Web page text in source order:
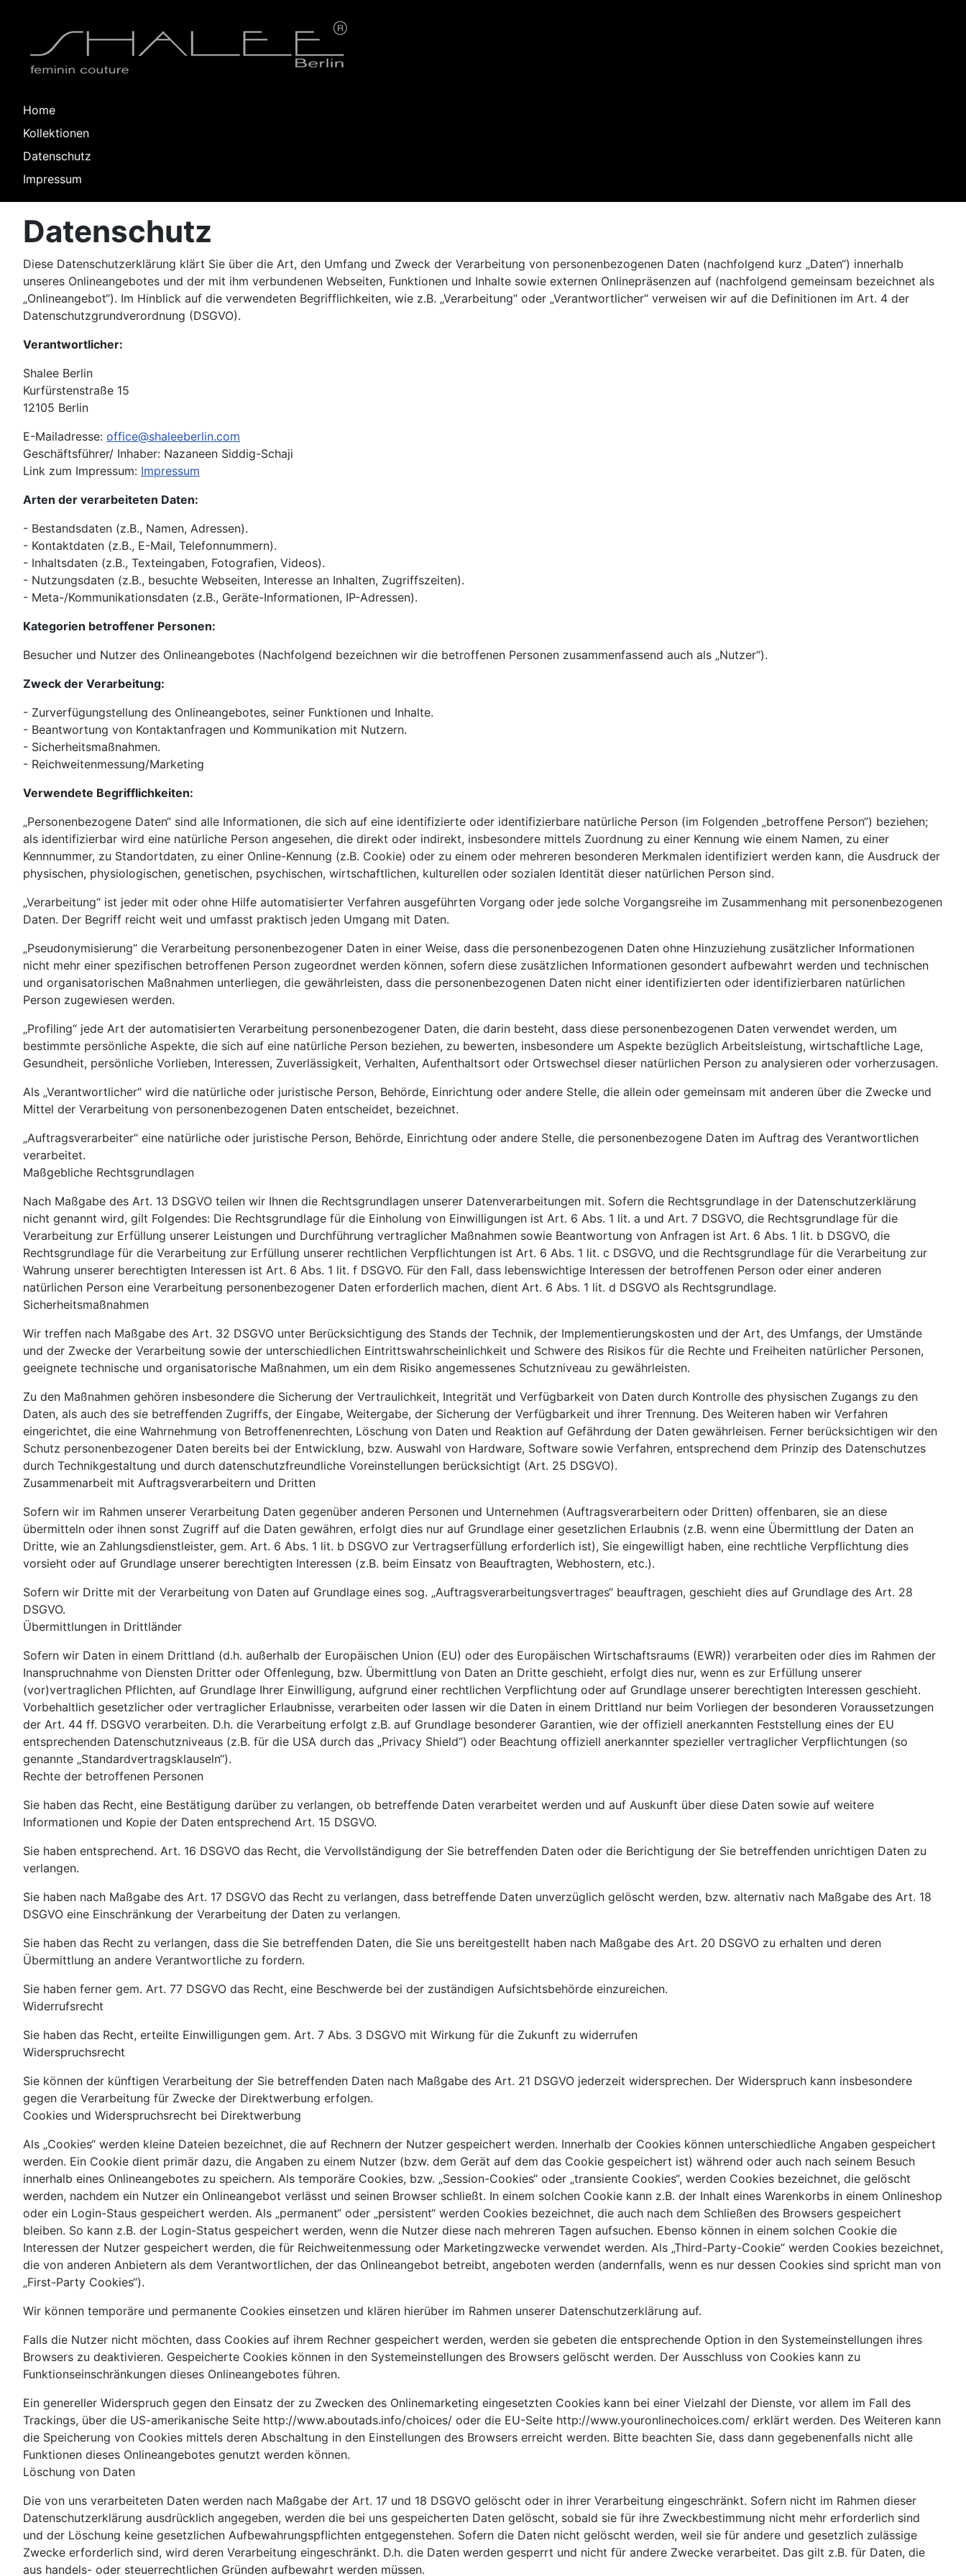
Home
Kollektionen
Datenschutz
Impressum
Datenschutz
Diese Datenschutzerklärung klärt Sie über die Art, den Umfang und Zweck der Verarbeitung von personenbezogenen Daten (nachfolgend kurz „Daten“) innerhalb
unseres Onlineangebotes und der mit ihm verbundenen Webseiten, Funktionen und Inhalte sowie externen Onlinepräsenzen auf (nachfolgend gemeinsam bezeichnet als
„Onlineangebot“). Im Hinblick auf die verwendeten Begrifflichkeiten, wie z.B. „Verarbeitung“ oder „Verantwortlicher“ verweisen wir auf die Definitionen im Art. 4 der
Datenschutzgrundverordnung (DSGVO).
Verantwortlicher:
Shalee Berlin
Kurfürstenstraße 15
12105 Berlin
E-Mailadresse: office@shaleeberlin.com
Geschäftsführer/ Inhaber: Nazaneen Siddig-Schaji
Link zum Impressum: Impressum
Arten der verarbeiteten Daten:
- Bestandsdaten (z.B., Namen, Adressen).
- Kontaktdaten (z.B., E-Mail, Telefonnummern).
- Inhaltsdaten (z.B., Texteingaben, Fotografien, Videos).
- Nutzungsdaten (z.B., besuchte Webseiten, Interesse an Inhalten, Zugriffszeiten).
- Meta-/Kommunikationsdaten (z.B., Geräte-Informationen, IP-Adressen).
Kategorien betroffener Personen:
Besucher und Nutzer des Onlineangebotes (Nachfolgend bezeichnen wir die betroffenen Personen zusammenfassend auch als „Nutzer“).
Zweck der Verarbeitung:
- Zurverfügungstellung des Onlineangebotes, seiner Funktionen und Inhalte.
- Beantwortung von Kontaktanfragen und Kommunikation mit Nutzern.
- Sicherheitsmaßnahmen.
- Reichweitenmessung/Marketing
Verwendete Begrifflichkeiten:
„Personenbezogene Daten“ sind alle Informationen, die sich auf eine identifizierte oder identifizierbare natürliche Person (im Folgenden „betroffene Person“) beziehen;
als identifizierbar wird eine natürliche Person angesehen, die direkt oder indirekt, insbesondere mittels Zuordnung zu einer Kennung wie einem Namen, zu einer
Kennnummer, zu Standortdaten, zu einer Online-Kennung (z.B. Cookie) oder zu einem oder mehreren besonderen Merkmalen identifiziert werden kann, die Ausdruck der
physischen, physiologischen, genetischen, psychischen, wirtschaftlichen, kulturellen oder sozialen Identität dieser natürlichen Person sind.
„Verarbeitung“ ist jeder mit oder ohne Hilfe automatisierter Verfahren ausgeführten Vorgang oder jede solche Vorgangsreihe im Zusammenhang mit personenbezogenen
Daten. Der Begriff reicht weit und umfasst praktisch jeden Umgang mit Daten.
„Pseudonymisierung“ die Verarbeitung personenbezogener Daten in einer Weise, dass die personenbezogenen Daten ohne Hinzuziehung zusätzlicher Informationen
nicht mehr einer spezifischen betroffenen Person zugeordnet werden können, sofern diese zusätzlichen Informationen gesondert aufbewahrt werden und technischen
und organisatorischen Maßnahmen unterliegen, die gewährleisten, dass die personenbezogenen Daten nicht einer identifizierten oder identifizierbaren natürlichen
Person zugewiesen werden.
„Profiling“ jede Art der automatisierten Verarbeitung personenbezogener Daten, die darin besteht, dass diese personenbezogenen Daten verwendet werden, um
bestimmte persönliche Aspekte, die sich auf eine natürliche Person beziehen, zu bewerten, insbesondere um Aspekte bezüglich Arbeitsleistung, wirtschaftliche Lage,
Gesundheit, persönliche Vorlieben, Interessen, Zuverlässigkeit, Verhalten, Aufenthaltsort oder Ortswechsel dieser natürlichen Person zu analysieren oder vorherzusagen.
Als „Verantwortlicher“ wird die natürliche oder juristische Person, Behörde, Einrichtung oder andere Stelle, die allein oder gemeinsam mit anderen über die Zwecke und
Mittel der Verarbeitung von personenbezogenen Daten entscheidet, bezeichnet.
„Auftragsverarbeiter“ eine natürliche oder juristische Person, Behörde, Einrichtung oder andere Stelle, die personenbezogene Daten im Auftrag des Verantwortlichen
verarbeitet.
Maßgebliche Rechtsgrundlagen
Nach Maßgabe des Art. 13 DSGVO teilen wir Ihnen die Rechtsgrundlagen unserer Datenverarbeitungen mit. Sofern die Rechtsgrundlage in der Datenschutzerklärung
nicht genannt wird, gilt Folgendes: Die Rechtsgrundlage für die Einholung von Einwilligungen ist Art. 6 Abs. 1 lit. a und Art. 7 DSGVO, die Rechtsgrundlage für die
Verarbeitung zur Erfüllung unserer Leistungen und Durchführung vertraglicher Maßnahmen sowie Beantwortung von Anfragen ist Art. 6 Abs. 1 lit. b DSGVO, die
Rechtsgrundlage für die Verarbeitung zur Erfüllung unserer rechtlichen Verpflichtungen ist Art. 6 Abs. 1 lit. c DSGVO, und die Rechtsgrundlage für die Verarbeitung zur
Wahrung unserer berechtigten Interessen ist Art. 6 Abs. 1 lit. f DSGVO. Für den Fall, dass lebenswichtige Interessen der betroffenen Person oder einer anderen
natürlichen Person eine Verarbeitung personenbezogener Daten erforderlich machen, dient Art. 6 Abs. 1 lit. d DSGVO als Rechtsgrundlage.
Sicherheitsmaßnahmen
Wir treffen nach Maßgabe des Art. 32 DSGVO unter Berücksichtigung des Stands der Technik, der Implementierungskosten und der Art, des Umfangs, der Umstände
und der Zwecke der Verarbeitung sowie der unterschiedlichen Eintrittswahrscheinlichkeit und Schwere des Risikos für die Rechte und Freiheiten natürlicher Personen,
geeignete technische und organisatorische Maßnahmen, um ein dem Risiko angemessenes Schutzniveau zu gewährleisten.
Zu den Maßnahmen gehören insbesondere die Sicherung der Vertraulichkeit, Integrität und Verfügbarkeit von Daten durch Kontrolle des physischen Zugangs zu den
Daten, als auch des sie betreffenden Zugriffs, der Eingabe, Weitergabe, der Sicherung der Verfügbarkeit und ihrer Trennung. Des Weiteren haben wir Verfahren
eingerichtet, die eine Wahrnehmung von Betroffenenrechten, Löschung von Daten und Reaktion auf Gefährdung der Daten gewährleisen. Ferner berücksichtigen wir den
Schutz personenbezogener Daten bereits bei der Entwicklung, bzw. Auswahl von Hardware, Software sowie Verfahren, entsprechend dem Prinzip des Datenschutzes
durch Technikgestaltung und durch datenschutzfreundliche Voreinstellungen berücksichtigt (Art. 25 DSGVO).
Zusammenarbeit mit Auftragsverarbeitern und Dritten
Sofern wir im Rahmen unserer Verarbeitung Daten gegenüber anderen Personen und Unternehmen (Auftragsverarbeitern oder Dritten) offenbaren, sie an diese
übermitteln oder ihnen sonst Zugriff auf die Daten gewähren, erfolgt dies nur auf Grundlage einer gesetzlichen Erlaubnis (z.B. wenn eine Übermittlung der Daten an
Dritte, wie an Zahlungsdienstleister, gem. Art. 6 Abs. 1 lit. b DSGVO zur Vertragserfüllung erforderlich ist), Sie eingewilligt haben, eine rechtliche Verpflichtung dies
vorsieht oder auf Grundlage unserer berechtigten Interessen (z.B. beim Einsatz von Beauftragten, Webhostern, etc.).
Sofern wir Dritte mit der Verarbeitung von Daten auf Grundlage eines sog. „Auftragsverarbeitungsvertrages“ beauftragen, geschieht dies auf Grundlage des Art. 28
DSGVO.
Übermittlungen in Drittländer
Sofern wir Daten in einem Drittland (d.h. außerhalb der Europäischen Union (EU) oder des Europäischen Wirtschaftsraums (EWR)) verarbeiten oder dies im Rahmen der
Inanspruchnahme von Diensten Dritter oder Offenlegung, bzw. Übermittlung von Daten an Dritte geschieht, erfolgt dies nur, wenn es zur Erfüllung unserer
(vor)vertraglichen Pflichten, auf Grundlage Ihrer Einwilligung, aufgrund einer rechtlichen Verpflichtung oder auf Grundlage unserer berechtigten Interessen geschieht.
Vorbehaltlich gesetzlicher oder vertraglicher Erlaubnisse, verarbeiten oder lassen wir die Daten in einem Drittland nur beim Vorliegen der besonderen Voraussetzungen
der Art. 44 ff. DSGVO verarbeiten. D.h. die Verarbeitung erfolgt z.B. auf Grundlage besonderer Garantien, wie der offiziell anerkannten Feststellung eines der EU
entsprechenden Datenschutzniveaus (z.B. für die USA durch das „Privacy Shield“) oder Beachtung offiziell anerkannter spezieller vertraglicher Verpflichtungen (so
genannte „Standardvertragsklauseln“).
Rechte der betroffenen Personen
Sie haben das Recht, eine Bestätigung darüber zu verlangen, ob betreffende Daten verarbeitet werden und auf Auskunft über diese Daten sowie auf weitere
Informationen und Kopie der Daten entsprechend Art. 15 DSGVO.
Sie haben entsprechend. Art. 16 DSGVO das Recht, die Vervollständigung der Sie betreffenden Daten oder die Berichtigung der Sie betreffenden unrichtigen Daten zu
verlangen.
Sie haben nach Maßgabe des Art. 17 DSGVO das Recht zu verlangen, dass betreffende Daten unverzüglich gelöscht werden, bzw. alternativ nach Maßgabe des Art. 18
DSGVO eine Einschränkung der Verarbeitung der Daten zu verlangen.
Sie haben das Recht zu verlangen, dass die Sie betreffenden Daten, die Sie uns bereitgestellt haben nach Maßgabe des Art. 20 DSGVO zu erhalten und deren
Übermittlung an andere Verantwortliche zu fordern.
Sie haben ferner gem. Art. 77 DSGVO das Recht, eine Beschwerde bei der zuständigen Aufsichtsbehörde einzureichen.
Widerrufsrecht
Sie haben das Recht, erteilte Einwilligungen gem. Art. 7 Abs. 3 DSGVO mit Wirkung für die Zukunft zu widerrufen
Widerspruchsrecht
Sie können der künftigen Verarbeitung der Sie betreffenden Daten nach Maßgabe des Art. 21 DSGVO jederzeit widersprechen. Der Widerspruch kann insbesondere
gegen die Verarbeitung für Zwecke der Direktwerbung erfolgen.
Cookies und Widerspruchsrecht bei Direktwerbung
Als „Cookies“ werden kleine Dateien bezeichnet, die auf Rechnern der Nutzer gespeichert werden. Innerhalb der Cookies können unterschiedliche Angaben gespeichert
werden. Ein Cookie dient primär dazu, die Angaben zu einem Nutzer (bzw. dem Gerät auf dem das Cookie gespeichert ist) während oder auch nach seinem Besuch
innerhalb eines Onlineangebotes zu speichern. Als temporäre Cookies, bzw. „Session-Cookies“ oder „transiente Cookies“, werden Cookies bezeichnet, die gelöscht
werden, nachdem ein Nutzer ein Onlineangebot verlässt und seinen Browser schließt. In einem solchen Cookie kann z.B. der Inhalt eines Warenkorbs in einem Onlineshop
oder ein Login-Staus gespeichert werden. Als „permanent“ oder „persistent“ werden Cookies bezeichnet, die auch nach dem Schließen des Browsers gespeichert
bleiben. So kann z.B. der Login-Status gespeichert werden, wenn die Nutzer diese nach mehreren Tagen aufsuchen. Ebenso können in einem solchen Cookie die
Interessen der Nutzer gespeichert werden, die für Reichweitenmessung oder Marketingzwecke verwendet werden. Als „Third-Party-Cookie“ werden Cookies bezeichnet,
die von anderen Anbietern als dem Verantwortlichen, der das Onlineangebot betreibt, angeboten werden (andernfalls, wenn es nur dessen Cookies sind spricht man von
„First-Party Cookies“).
Wir können temporäre und permanente Cookies einsetzen und klären hierüber im Rahmen unserer Datenschutzerklärung auf.
Falls die Nutzer nicht möchten, dass Cookies auf ihrem Rechner gespeichert werden, werden sie gebeten die entsprechende Option in den Systemeinstellungen ihres
Browsers zu deaktivieren. Gespeicherte Cookies können in den Systemeinstellungen des Browsers gelöscht werden. Der Ausschluss von Cookies kann zu
Funktionseinschränkungen dieses Onlineangebotes führen.
Ein genereller Widerspruch gegen den Einsatz der zu Zwecken des Onlinemarketing eingesetzten Cookies kann bei einer Vielzahl der Dienste, vor allem im Fall des
Trackings, über die US-amerikanische Seite http://www.aboutads.info/choices/ oder die EU-Seite http://www.youronlinechoices.com/ erklärt werden. Des Weiteren kann
die Speicherung von Cookies mittels deren Abschaltung in den Einstellungen des Browsers erreicht werden. Bitte beachten Sie, dass dann gegebenenfalls nicht alle
Funktionen dieses Onlineangebotes genutzt werden können.
Löschung von Daten
Die von uns verarbeiteten Daten werden nach Maßgabe der Art. 17 und 18 DSGVO gelöscht oder in ihrer Verarbeitung eingeschränkt. Sofern nicht im Rahmen dieser
Datenschutzerklärung ausdrücklich angegeben, werden die bei uns gespeicherten Daten gelöscht, sobald sie für ihre Zweckbestimmung nicht mehr erforderlich sind
und der Löschung keine gesetzlichen Aufbewahrungspflichten entgegenstehen. Sofern die Daten nicht gelöscht werden, weil sie für andere und gesetzlich zulässige
Zwecke erforderlich sind, wird deren Verarbeitung eingeschränkt. D.h. die Daten werden gesperrt und nicht für andere Zwecke verarbeitet. Das gilt z.B. für Daten, die
aus handels- oder steuerrechtlichen Gründen aufbewahrt werden müssen.